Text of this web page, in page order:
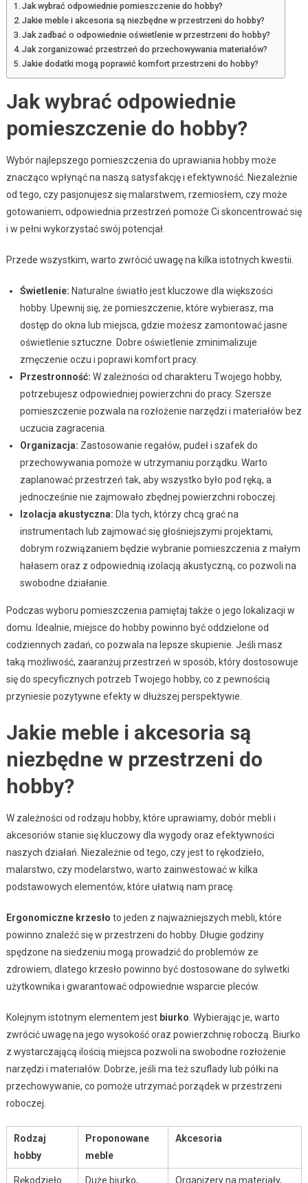
Jak wybrać odpowiednie pomieszczenie do hobby?
Jakie meble i akcesoria są niezbędne w przestrzeni do hobby?
Jak zadbać o odpowiednie oświetlenie w przestrzeni do hobby?
Jak zorganizować przestrzeń do przechowywania materiałów?
Jakie dodatki mogą poprawić komfort przestrzeni do hobby?
Jak wybrać odpowiednie
pomieszczenie do hobby?
Wybór najlepszego pomieszczenia do uprawiania hobby może
znacząco wpłynąć na naszą satysfakcję i efektywność. Niezależnie
od tego, czy pasjonujesz się malarstwem, rzemiosłem, czy może
gotowaniem, odpowiednia przestrzeń pomoże Ci skoncentrować się
i w pełni wykorzystać swój potencjał.
Przede wszystkim, warto zwrócić uwagę na kilka istotnych kwestii.
Świetlenie: Naturalne światło jest kluczowe dla większości
hobby. Upewnij się, że pomieszczenie, które wybierasz, ma
dostęp do okna lub miejsca, gdzie możesz zamontować jasne
oświetlenie sztuczne. Dobre oświetlenie zminimalizuje
zmęczenie oczu i poprawi komfort pracy.
Przestronność: W zależności od charakteru Twojego hobby,
potrzebujesz odpowiedniej powierzchni do pracy. Szersze
pomieszczenie pozwala na rozłożenie narzędzi i materiałów bez
uczucia zagracenia.
Organizacja: Zastosowanie regałów, pudeł i szafek do
przechowywania pomoże w utrzymaniu porządku. Warto
zaplanować przestrzeń tak, aby wszystko było pod ręką, a
jednocześnie nie zajmowało zbędnej powierzchni roboczej.
Izolacja akustyczna: Dla tych, którzy chcą grać na
instrumentach lub zajmować się głośniejszymi projektami,
dobrym rozwiązaniem będzie wybranie pomieszczenia z małym
hałasem oraz z odpowiednią izolacją akustyczną, co pozwoli na
swobodne działanie.
Podczas wyboru pomieszczenia pamiętaj także o jego lokalizacji w
domu. Idealnie, miejsce do hobby powinno być oddzielone od
codziennych zadań, co pozwala na lepsze skupienie. Jeśli masz
taką możliwość, zaaranżuj przestrzeń w sposób, który dostosowuje
się do specyficznych potrzeb Twojego hobby, co z pewnością
przyniesie pozytywne efekty w dłuższej perspektywie.
Jakie meble i akcesoria są
niezbędne w przestrzeni do
hobby?
W zależności od rodzaju hobby, które uprawiamy, dobór mebli i
akcesoriów stanie się kluczowy dla wygody oraz efektywności
naszych działań. Niezależnie od tego, czy jest to rękodzieło,
malarstwo, czy modelarstwo, warto zainwestować w kilka
podstawowych elementów, które ułatwią nam pracę.
Ergonomiczne krzesło to jeden z najważniejszych mebli, które
powinno znaleźć się w przestrzeni do hobby. Długie godziny
spędzone na siedzeniu mogą prowadzić do problemów ze
zdrowiem, dlatego krzesło powinno być dostosowane do sylwetki
użytkownika i gwarantować odpowiednie wsparcie pleców.
Kolejnym istotnym elementem jest biurko . Wybierając je, warto
zwrócić uwagę na jego wysokość oraz powierzchnię roboczą. Biurko
z wystarczającą ilością miejsca pozwoli na swobodne rozłożenie
narzędzi i materiałów. Dobrze, jeśli ma też szuflady lub półki na
przechowywanie, co pomoże utrzymać porządek w przestrzeni
roboczej.
Rodzaj
hobby
Proponowane
meble
Akcesoria
Rękodzieło Duże biurko, Organizery na materiały,